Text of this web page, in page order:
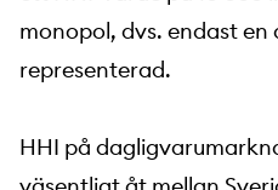
monopol, dvs. endast
representerad.
HHI på